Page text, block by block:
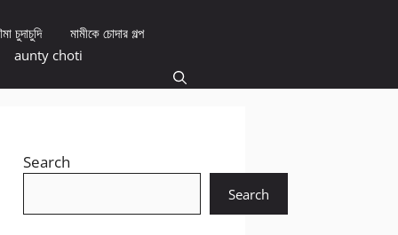
চুদাচুদি
মামীকে চোদার গল্প
aunty choti
Search
Search